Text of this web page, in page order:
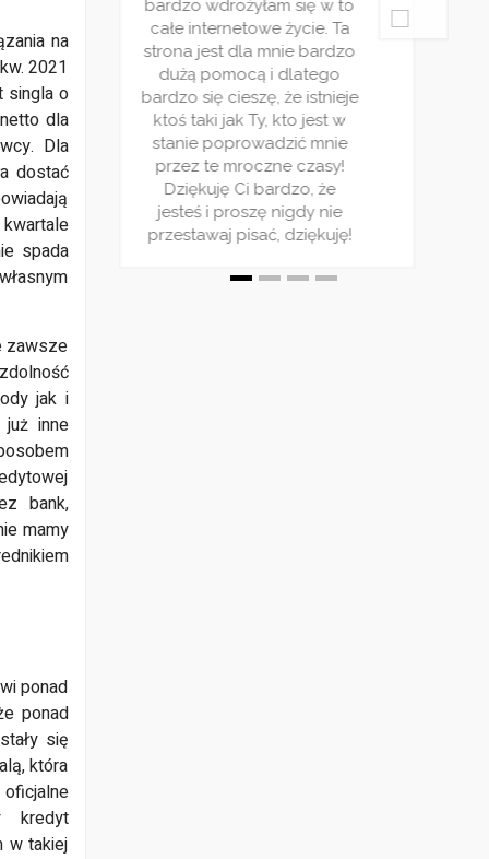
na
2021
singla o
dla
Dla
dostać
spada
zawsze
jak i
inne
bank,
mamy
ponad
ponad
się
która
kredyt
w takiej
poziom bo zdecydowanie
warto! Z tego co widzę
nowy cykl na blogu cieszy
się ogromną popularnością
dlatego nie warto tego
zaniechać ! Trzymam kciuki
za Wasz serwis!
widzę
cieszy
tego
kciuki
bardzo wdrożyłam się w to
całe internetowe życie. Ta
strona jest dla mnie bardzo
dużą pomocą i dlatego
bardzo się cieszę, że istnieje
ktoś taki jak Ty, kto jest w
stanie poprowadzić mnie
przez te mroczne czasy!
Dziękuję Ci bardzo, że
jesteś i proszę nigdy nie
przestawaj pisać, dziękuję!